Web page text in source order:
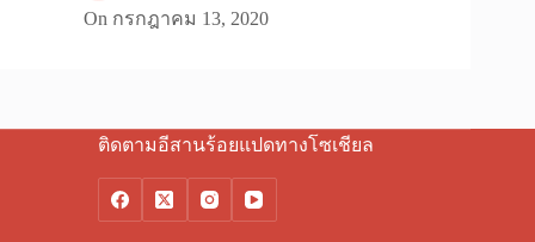
On กรกฎาคม 13, 2020
ติดตามอีสานร้อยแปดทางโซเชียล